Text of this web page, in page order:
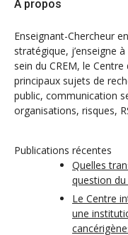
A propos
Enseignant-Chercheur
stratégique, j’enseigne
sein du CREM, le
principaux sujets de
public, communication
organisations, risques,
Publications récentes
Quelles
question
Le Centre
une